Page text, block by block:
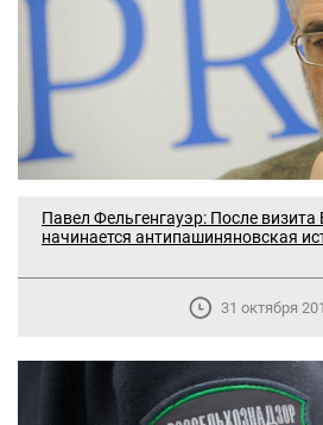
Павел Фельгенгауэр: После
начинается антипашиняновская
31 октября